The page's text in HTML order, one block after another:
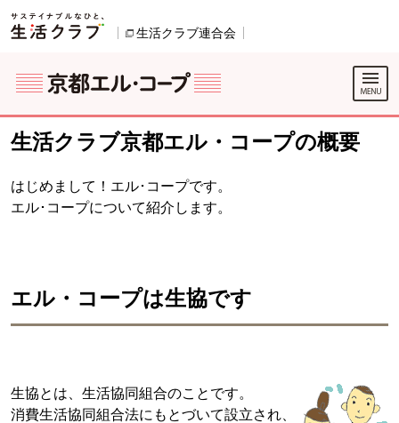
ページの先頭です。
別のウィンドウで開きます。
生活クラブ連合会
ここからサイト内共通メニューです。
サイト内共通メニューをスキップする
サイト内共通メニューここまで。
生活クラブ京都エル・コープの概要
はじめまして！エル･コープです。
エル･コープについて紹介します。
エル・コープは生協です
生協とは、生活協同組合のことです。
消費生活協同組合法にもとづいて設立され、